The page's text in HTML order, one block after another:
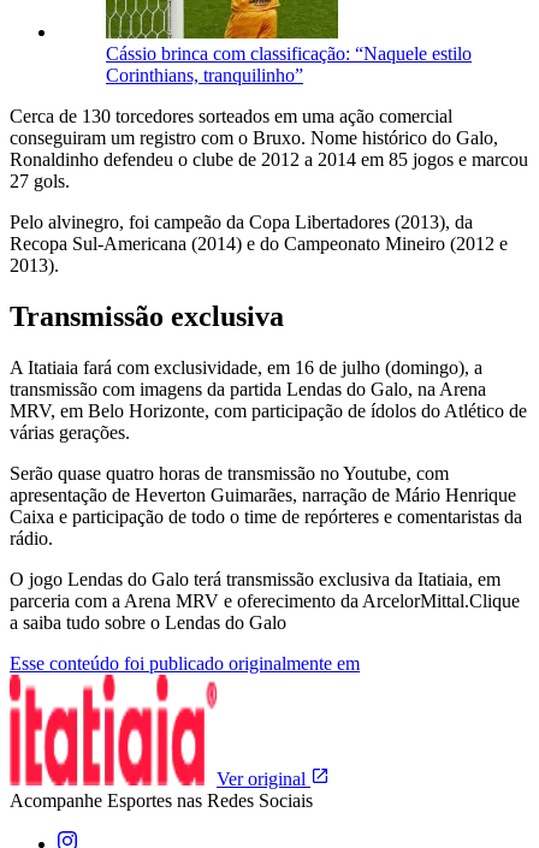
Cássio brinca com classificação: “Naquele estilo
Corinthians, tranquilinho”
Cerca de 130 torcedores sorteados em uma ação comercial
conseguiram um registro com o Bruxo. Nome histórico do Galo,
Ronaldinho defendeu o clube de 2012 a 2014 em 85 jogos e marcou
27 gols.
Pelo alvinegro, foi campeão da Copa Libertadores (2013), da
Recopa Sul-Americana (2014) e do Campeonato Mineiro (2012 e
2013).
Transmissão exclusiva
A Itatiaia fará com exclusividade, em 16 de julho (domingo), a
transmissão com imagens da partida Lendas do Galo, na Arena
MRV, em Belo Horizonte, com participação de ídolos do Atlético de
várias gerações.
Serão quase quatro horas de transmissão no Youtube, com
apresentação de Heverton Guimarães, narração de Mário Henrique
Caixa e participação de todo o time de repórteres e comentaristas da
rádio.
O jogo Lendas do Galo terá transmissão exclusiva da Itatiaia, em
parceria com a Arena MRV e oferecimento da ArcelorMittal.Clique
a saiba tudo sobre o Lendas do Galo
Esse conteúdo foi publicado originalmente em
Ver original
Acompanhe Esportes nas Redes Sociais